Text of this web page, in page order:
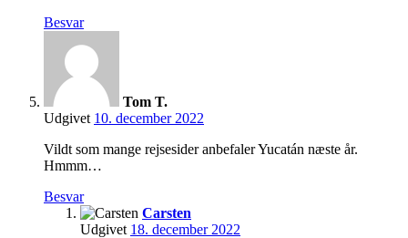
Besvar
Tom T.
Udgivet 10. december 2022
Vildt som mange rejsesider anbefaler Yucatán næste år.
Hmmm…
Besvar
Carsten
Udgivet 18. december 2022